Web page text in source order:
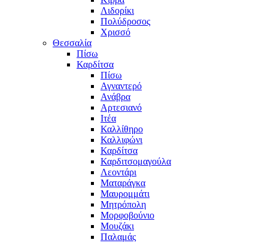
Λιδορίκι
Πολύδροσος
Χρισσό
Θεσσαλία
Πίσω
Καρδίτσα
Πίσω
Αγναντερό
Ανάβρα
Αρτεσιανό
Ιτέα
Καλλίθηρο
Καλλιφώνι
Καρδίτσα
Καρδιτσομαγούλα
Λεοντάρι
Ματαράγκα
Μαυρομμάτι
Μητρόπολη
Μορφοβούνιο
Μουζάκι
Παλαμάς